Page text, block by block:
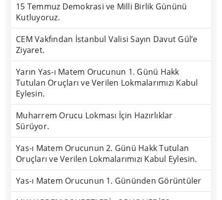
15 Temmuz Demokrasi ve Milli Birlik Gününü
Kutluyoruz.
CEM Vakfından İstanbul Valisi Sayın Davut Gül’e
Ziyaret.
Yarın Yas-ı Matem Orucunun 1. Günü Hakk
Tutulan Oruçları ve Verilen Lokmalarımızı Kabul
Eylesin.
Muharrem Orucu Lokması İçin Hazırlıklar
Sürüyor.
Yas-ı Matem Orucunun 2. Günü Hakk Tutulan
Oruçları ve Verilen Lokmalarımızı Kabul Eylesin.
Yas-ı Matem Orucunun 1. Gününden Görüntüler